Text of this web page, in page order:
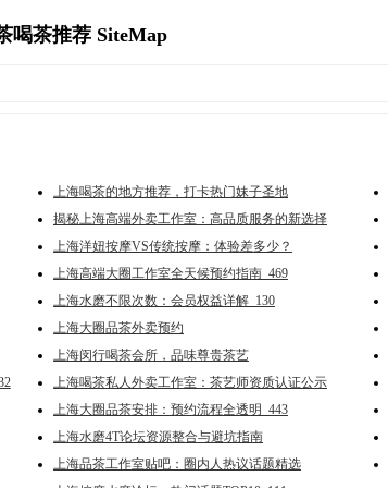
喝茶推荐 SiteMap
上海喝茶的地方推荐，打卡热门妹子圣地
揭秘上海高端外卖工作室：高品质服务的新选择
上海洋妞按摩VS传统按摩：体验差多少？
上海高端大圈工作室全天候预约指南_469
上海水磨不限次数：会员权益详解_130
上海大圈品茶外卖预约
上海闵行喝茶会所，品味尊贵茶艺
上海喝茶私人外卖工作室：茶艺师资质认证公示
上海大圈品茶安排：预约流程全透明_443
上海水磨4T论坛资源整合与避坑指南
上海品茶工作室贴吧：圈内人热议话题精选